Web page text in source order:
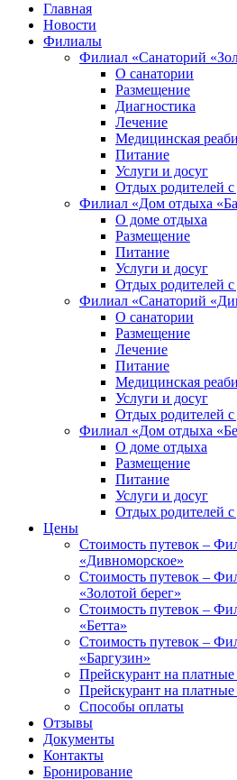
Главная
Новости
Филиалы
Филиал «Санаторий
О санатории
Размещение
Диагностика
Лечение
Медицинская
Питание
Услуги и досуг
Отдых родителей с
Филиал «Дом отдыха
О доме отдыха
Размещение
Питание
Услуги и досуг
Отдых родителей с
Филиал «Санаторий
О санатории
Размещение
Лечение
Питание
Медицинская
Услуги и досуг
Отдых родителей с
Филиал «Дом отдыха
О доме отдыха
Размещение
Питание
Услуги и досуг
Отдых родителей с
Цены
Стоимость путевок –
«Дивноморское»
Стоимость путевок –
«Золотой берег»
Стоимость путевок –
«Бетта»
Стоимость путевок –
«Баргузин»
Прейскурант на платные
Прейскурант на
Способы оплаты
Отзывы
Документы
Контакты
Бронирование